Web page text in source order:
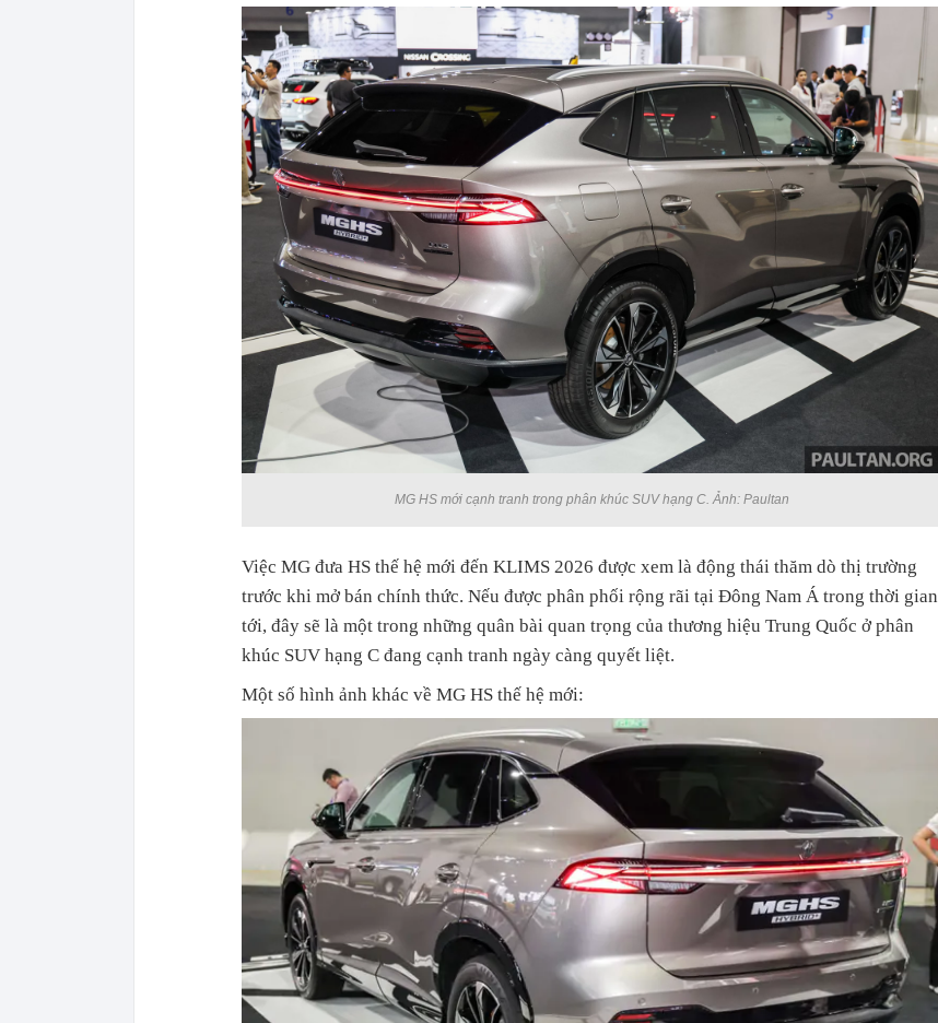
MG HS mới cạnh tranh trong phân khúc SUV hạng C. Ảnh: Paultan
Việc MG đưa HS thế hệ mới đến KLIMS 2026 được xem là động thái thăm dò thị trường
trước khi mở bán chính thức. Nếu được phân phối rộng rãi tại Đông Nam Á trong thời gian
tới, đây sẽ là một trong những quân bài quan trọng của thương hiệu Trung Quốc ở phân
khúc SUV hạng C đang cạnh tranh ngày càng quyết liệt.
Một số hình ảnh khác về MG HS thế hệ mới: